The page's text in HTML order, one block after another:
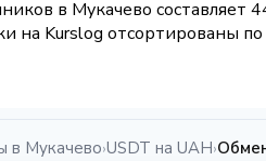
в Мукачево составляет
Kurslog отсортированы по
в Мукачево›USDT на UAH›